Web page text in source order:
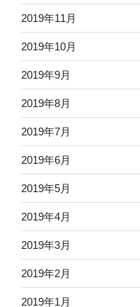
2019年11月
2019年10月
2019年9月
2019年8月
2019年7月
2019年6月
2019年5月
2019年4月
2019年3月
2019年2月
2019年1月